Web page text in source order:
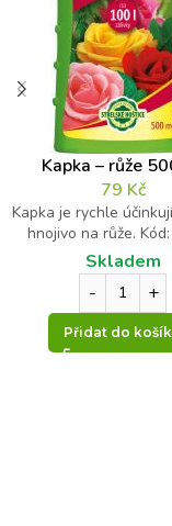
Kontrolní otázka
15
=
Kapka – růže
79 Kč
Kapka je rychle
hnojivo na růže.
Skladem
Přidat do